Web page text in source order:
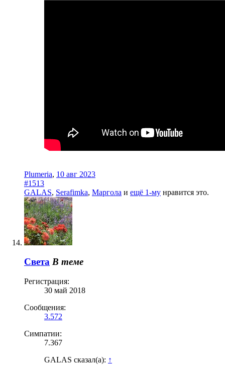
Plumeria, 10 авг 2023
#1513
GALAS, Serafimka, Маргола и ещё 1-му нравится это.
Света В теме
Регистрация:
30 май 2018
Сообщения:
3.572
Симпатии:
7.367
GALAS сказал(а): ↑